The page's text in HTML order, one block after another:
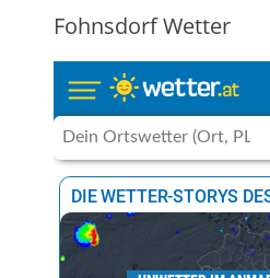
Fohnsdorf Wetter